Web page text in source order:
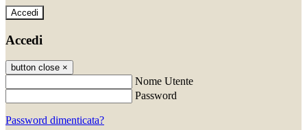
Accedi
Accedi
button close ×
Nome Utente
Password
Password dimenticata?